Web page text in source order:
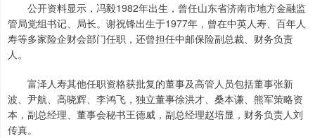
公开资料显示，冯毅1982年出生，曾任山东省济南市地方金融监
管局党组书记、局长。谢祝锋出生于1977年，曾在中英人寿、百年人
寿等多家险企财会部门任职，还曾担任中邮保险副总裁、财务负责
人。
富泽人寿其他任职资格获批复的董事及高管人员包括董事张新
波、尹航、高晓辉、李鸿飞，独立董事徐洪才、桑本谦、熊军策略资
本，副总经理、董事会秘书王德威，副总经理赵培显，财务负责人刘
传真。